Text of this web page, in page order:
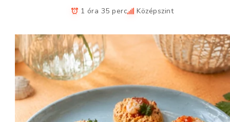
1 óra 35 perc Középszint